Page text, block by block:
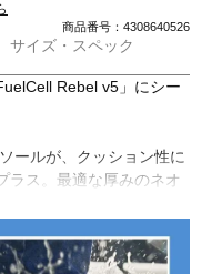
商品番号：4308640526
サイズ・スペック
Rebel v5」にシー
ールが、クッション性に
ラス。最適な厚みのネオ
構造のアッパーと合わ